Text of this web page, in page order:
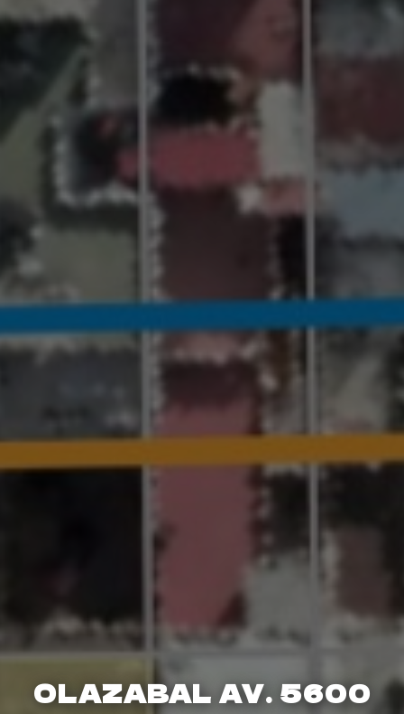
OLAZABAL AV. 5600
OLAZABAL AV. 5600